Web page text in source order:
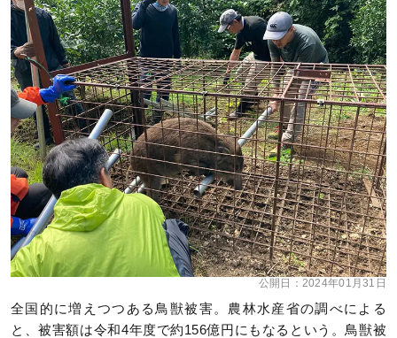
公開日： 2024年01月31日
全国的に増えつつある鳥獣被害。農林水産省の調べによる
と、被害額は令和4年度で約156億円にもなるという。鳥獣被